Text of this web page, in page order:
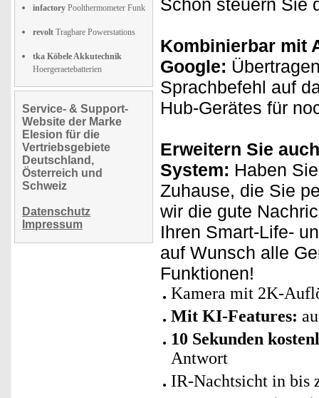
infactory Poolthermometer Funk
revolt Tragbare Powerstations
tka Köbele Akkutechnik
Hoergeraetebatterien
Service- & Support-
Website der Marke
Elesion für die
Vertriebsgebiete
Deutschland,
Österreich und
Schweiz
Datenschutz
Impressum
Schon steuern Sie
Kombinierbar mit
Google:
Sprachbefehl auf
Hub-Gerätes für
Erweitern Sie
System: Haben
Zuhause, die Sie
wir die gute
Ihren Smart-Life-
auf Wunsch alle
Funktionen!
Kamera mit 2K-
Mit KI-Features:
10 Sekunden
Antwort
IR-Nachtsicht in bis